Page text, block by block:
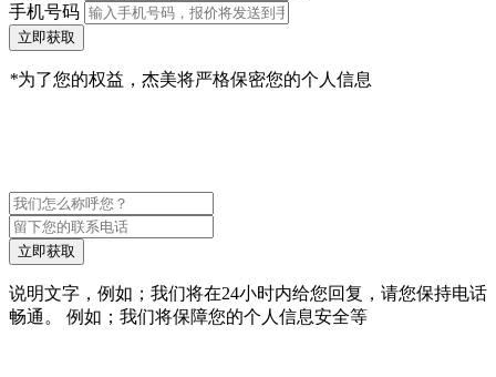
手机号码
立即获取
*为了您的权益，杰美将严格保密您的个人信息
立即获取
说明文字，例如；我们将在24小时内给您回复，请您保持电话
畅通。 例如；我们将保障您的个人信息安全等